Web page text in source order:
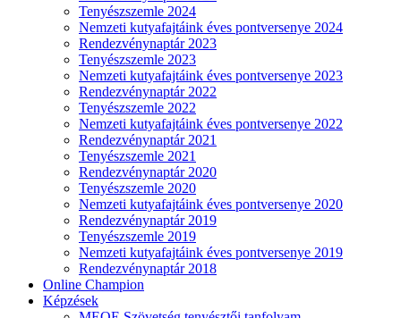
Tenyészszemle 2024
Nemzeti kutyafajtáink éves pontversenye 2024
Rendezvénynaptár 2023
Tenyészszemle 2023
Nemzeti kutyafajtáink éves pontversenye 2023
Rendezvénynaptár 2022
Tenyészszemle 2022
Nemzeti kutyafajtáink éves pontversenye 2022
Rendezvénynaptár 2021
Tenyészszemle 2021
Rendezvénynaptár 2020
Tenyészszemle 2020
Nemzeti kutyafajtáink éves pontversenye 2020
Rendezvénynaptár 2019
Tenyészszemle 2019
Nemzeti kutyafajtáink éves pontversenye 2019
Rendezvénynaptár 2018
Online Champion
Képzések